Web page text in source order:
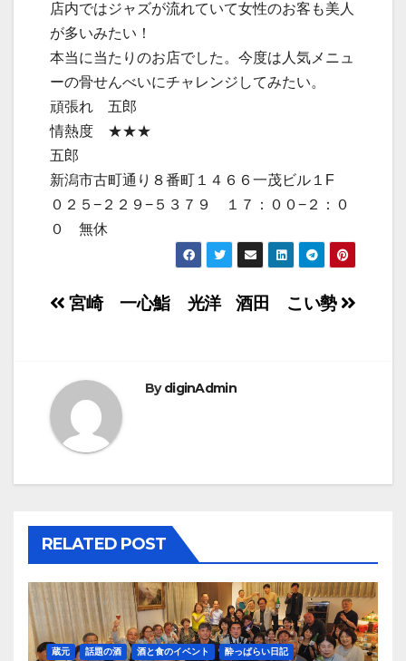
店内ではジャズが流れていて女性のお客も美人
が多いみたい！
本当に当たりのお店でした。今度は人気メニュ
ーの骨せんべいにチャレンジしてみたい。
頑張れ 五郎
情熱度 ★★★
五郎
新潟市古町通り８番町１４６６一茂ビル１F
０２５−２２９−５３７９ １７：００−２：０
０ 無休
投
ナ
ビ
ゲ
ー
シ
ョ
ン
酒田 こい勢
宮崎 一心鮨 光洋
BydiginAdmin
RELATED POST
蔵元 話題の酒 酒と食のイベント 酔っぱらい日記